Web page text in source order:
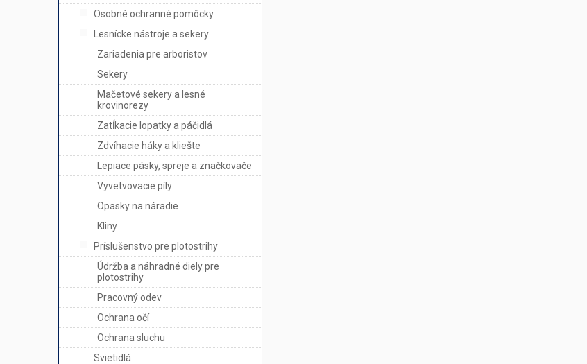
Osobné ochranné pomôcky
Lesnícke nástroje a sekery
Zariadenia pre arboristov
Sekery
Mačetové sekery a lesné
krovinorezy
Zatĺkacie lopatky a páčidlá
Zdvíhacie háky a kliešte
Lepiace pásky, spreje a značkovače
Vyvetvovacie píly
Opasky na náradie
Kliny
Príslušenstvo pre plotostrihy
Údržba a náhradné diely pre
plotostrihy
Pracovný odev
Ochrana očí
Ochrana sluchu
Svietidlá